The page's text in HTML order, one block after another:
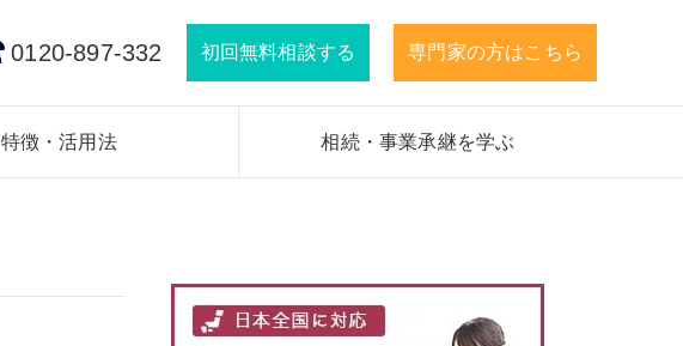
0120-897-332 初回無料相談する 専門家の方はこちら
特徴・活用法 相続・事業承継を学ぶ